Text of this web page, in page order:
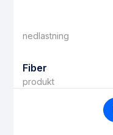
nedlastning
Fiber
produkt